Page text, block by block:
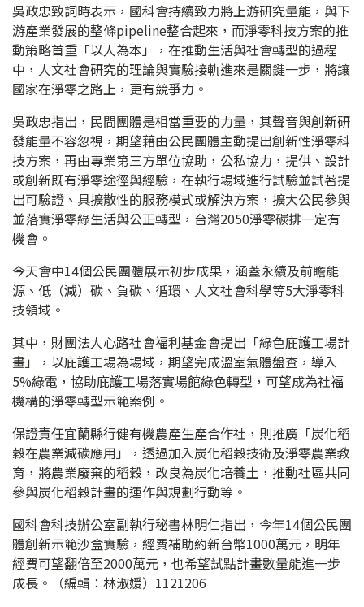
吳政忠致詞時表示，國科會持續致力將上游研究量能，與下
游產業發展的整條pipeline整合起來，而淨零科技方案的推
動策略首重「以人為本」，在推動生活與社會轉型的過程
中，人文社會研究的理論與實驗接軌進來是關鍵一步，將讓
國家在淨零之路上，更有競爭力。
吳政忠指出，民間團體是相當重要的力量，其聲音與創新研
發能量不容忽視，期望藉由公民團體主動提出創新性淨零科
技方案，再由專業第三方單位協助，公私協力，提供、設計
或創新既有淨零途徑與經驗，在執行場域進行試驗並試著提
出可驗證、具擴散性的服務模式或解決方案，擴大公民參與
並落實淨零綠生活與公正轉型，台灣2050淨零碳排一定有
機會。
今天會中14個公民團體展示初步成果，涵蓋永續及前瞻能
源、低（減）碳、負碳、循環、人文社會科學等5大淨零科
技領域。
其中，財團法人心路社會福利基金會提出「綠色庇護工場計
畫」，以庇護工場為場域，期望完成溫室氣體盤查，導入
5%綠電，協助庇護工場落實場館綠色轉型，可望成為社福
機構的淨零轉型示範案例。
保證責任宜蘭縣行健有機農產生產合作社，則推廣「炭化稻
穀在農業減碳應用」，透過加入炭化稻穀技術及淨零農業教
育，將農業廢棄的稻穀，改良為炭化培養土，推動社區共同
參與炭化稻穀計畫的運作與規劃行動等。
國科會科技辦公室副執行秘書林明仁指出，今年14個公民團
體創新示範沙盒實驗，經費補助約新台幣1000萬元，明年
經費可望翻倍至2000萬元，也希望試點計畫數量能進一步
成長。（編輯：林淑媛）1121206